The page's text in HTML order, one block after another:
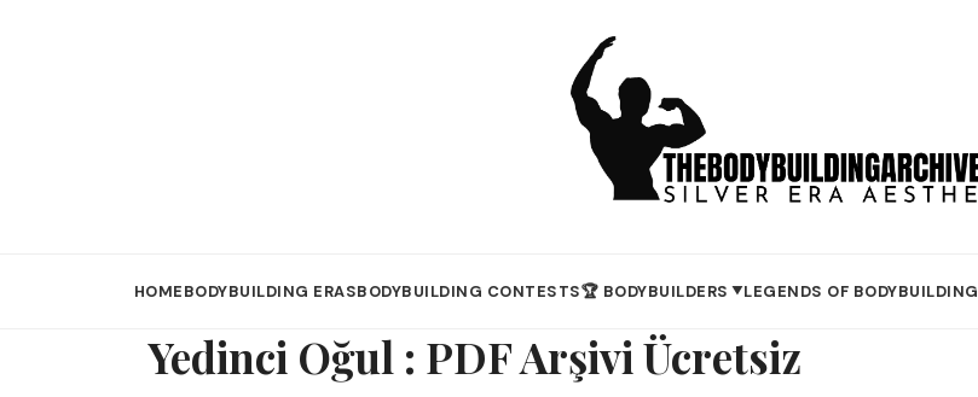
HOMEBODYBUILDING ERASBODYBUILDING CONTESTS🏆 BODYBUILDERS ▼LEGENDS OF BODYBUILDING
Yedinci Oğul : PDF Arşivi Ücretsiz